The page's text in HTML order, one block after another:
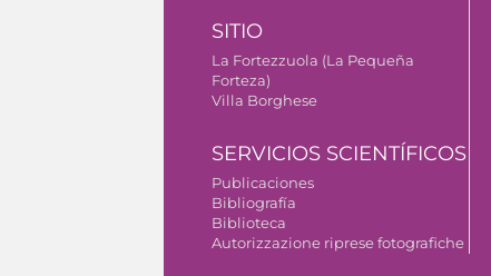
SITIO
La Fortezzuola (La Pequeña
Forteza)
Villa Borghese
SERVICIOS SCIENTÍFICOS
Publicaciones
Bibliografía
Biblioteca
Autorizzazione riprese fotografiche